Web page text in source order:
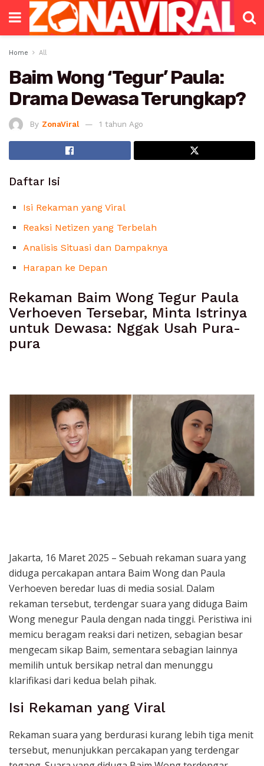
Home All
Baim Wong ‘Tegur’ Paula:
Drama Dewasa Terungkap?
By ZonaViral 1 tahun Ago
Daftar Isi
Isi Rekaman yang Viral
Reaksi Netizen yang Terbelah
Analisis Situasi dan Dampaknya
Harapan ke Depan
Rekaman Baim Wong Tegur Paula
Verhoeven Tersebar, Minta Istrinya
untuk Dewasa: Nggak Usah Pura-
pura
Jakarta, 16 Maret 2025 – Sebuah rekaman suara yang
diduga percakapan antara Baim Wong dan Paula
Verhoeven beredar luas di media sosial. Dalam
rekaman tersebut, terdengar suara yang diduga Baim
Wong menegur Paula dengan nada tinggi. Peristiwa ini
memicu beragam reaksi dari netizen, sebagian besar
mengecam sikap Baim, sementara sebagian lainnya
memilih untuk bersikap netral dan menunggu
klarifikasi dari kedua belah pihak.
Isi Rekaman yang Viral
Rekaman suara yang berdurasi kurang lebih tiga menit
tersebut, menunjukkan percakapan yang terdengar